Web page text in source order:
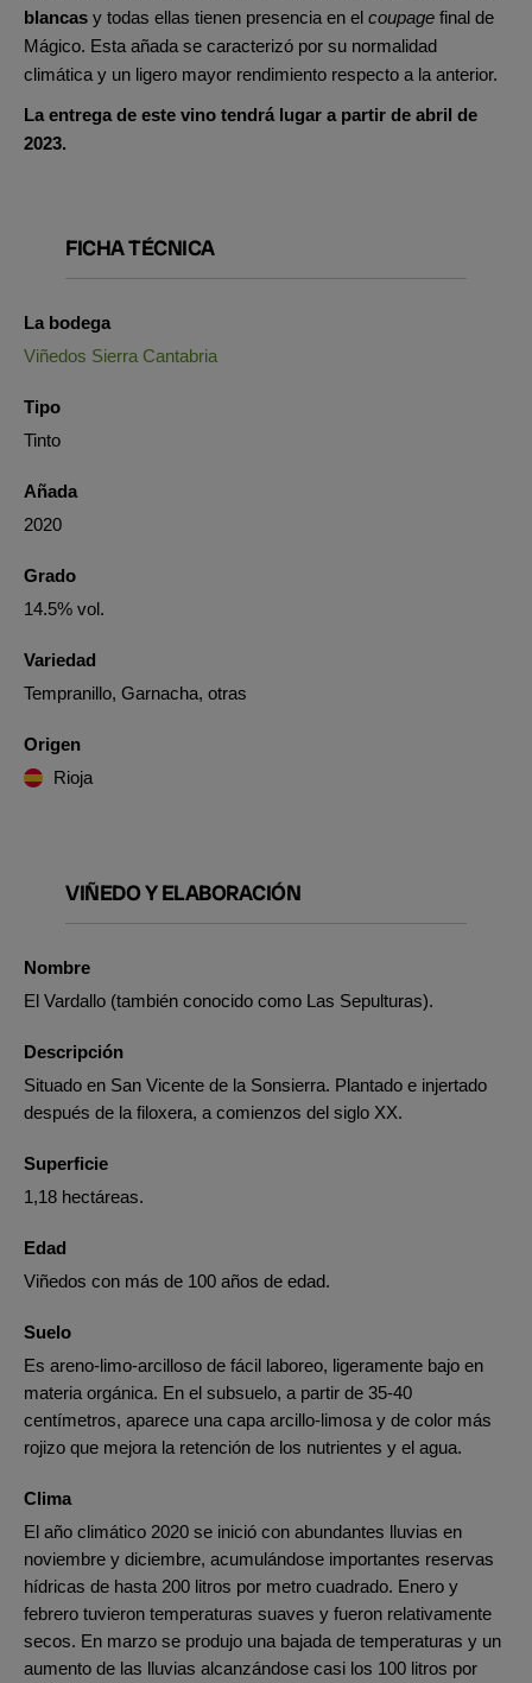
blancas y todas ellas tienen presencia en el coupage final de
Mágico. Esta añada se caracterizó por su normalidad
climática y un ligero mayor rendimiento respecto a la anterior.
La entrega de este vino tendrá lugar a partir de abril de
2023.
FICHA TÉCNICA
La bodega
Viñedos Sierra Cantabria
Tipo
Tinto
Añada
2020
Grado
14.5% vol.
Variedad
Tempranillo, Garnacha, otras
Origen
Rioja
VIÑEDO Y ELABORACIÓN
Nombre
El Vardallo (también conocido como Las Sepulturas).
Descripción
Situado en San Vicente de la Sonsierra. Plantado e injertado
después de la filoxera, a comienzos del siglo XX.
Superficie
1,18 hectáreas.
Edad
Viñedos con más de 100 años de edad.
Suelo
Es areno-limo-arcilloso de fácil laboreo, ligeramente bajo en
materia orgánica. En el subsuelo, a partir de 35-40
centímetros, aparece una capa arcillo-limosa y de color más
rojizo que mejora la retención de los nutrientes y el agua.
Clima
El año climático 2020 se inició con abundantes lluvias en
noviembre y diciembre, acumulándose importantes reservas
hídricas de hasta 200 litros por metro cuadrado. Enero y
febrero tuvieron temperaturas suaves y fueron relativamente
secos. En marzo se produjo una bajada de temperaturas y un
aumento de las lluvias alcanzándose casi los 100 litros por